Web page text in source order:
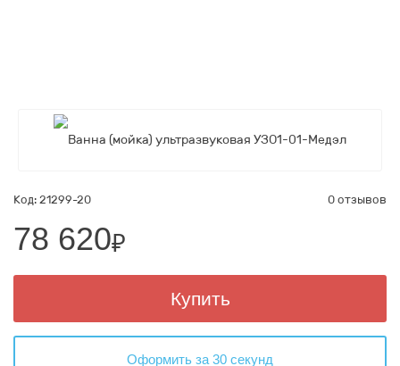
Код: 21299-20 0 отзывов
78 620₽
Купить
Оформить за 30 секунд